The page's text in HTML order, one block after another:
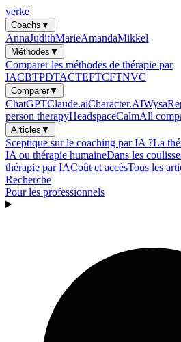
verke
Coachs ▼
AnnaJudithMarieAmandaMikkel
Méthodes ▼
Comparer les méthodes de thérapie par
IACBTPDTACTEFTCFTNVC
Comparer▼
ChatGPTClaude.aiCharacter.AIWysa
person therapyHeadspaceCalmAll
Articles ▼
Sceptique sur le coaching par IA ?La
IA ou thérapie humaineDans les
thérapie par IACoût et accèsTous les
Recherche
Pour les professionnels